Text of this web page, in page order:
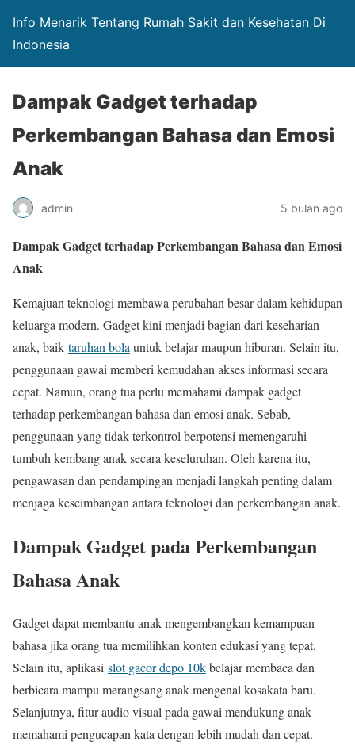
Info Menarik Tentang Rumah Sakit dan Kesehatan Di
Indonesia
Dampak Gadget terhadap
Perkembangan Bahasa dan Emosi
Anak
admin 5 bulan ago
Dampak Gadget terhadap Perkembangan Bahasa dan Emosi
Anak
Kemajuan teknologi membawa perubahan besar dalam kehidupan
keluarga modern. Gadget kini menjadi bagian dari keseharian
anak, baik taruhan bola untuk belajar maupun hiburan. Selain itu,
penggunaan gawai memberi kemudahan akses informasi secara
cepat. Namun, orang tua perlu memahami dampak gadget
terhadap perkembangan bahasa dan emosi anak. Sebab,
penggunaan yang tidak terkontrol berpotensi memengaruhi
tumbuh kembang anak secara keseluruhan. Oleh karena itu,
pengawasan dan pendampingan menjadi langkah penting dalam
menjaga keseimbangan antara teknologi dan perkembangan anak.
Dampak Gadget pada Perkembangan
Bahasa Anak
Gadget dapat membantu anak mengembangkan kemampuan
bahasa jika orang tua memilihkan konten edukasi yang tepat.
Selain itu, aplikasi slot gacor depo 10kbelajar membaca dan
berbicara mampu merangsang anak mengenal kosakata baru.
Selanjutnya, fitur audio visual pada gawai mendukung anak
memahami pengucapan kata dengan lebih mudah dan cepat.